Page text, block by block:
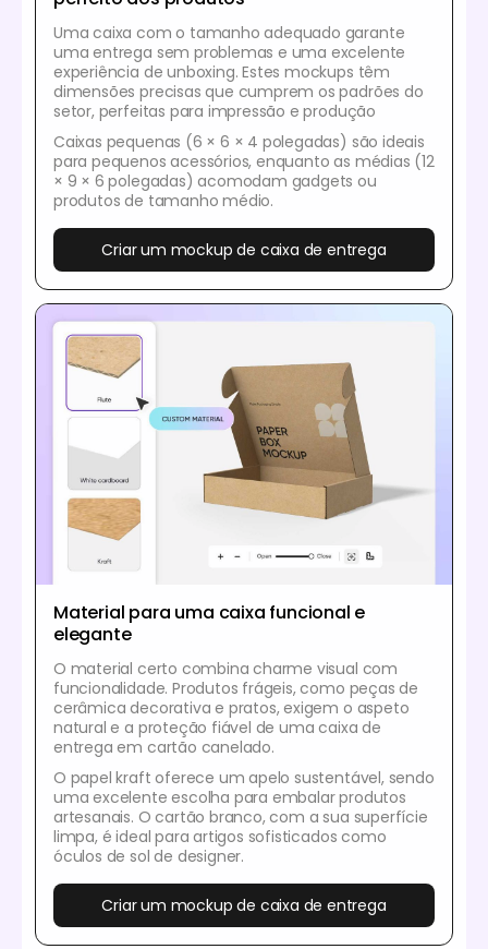
Uma caixa com o tamanho adequado garante
uma entrega sem problemas e uma excelente
experiência de unboxing. Estes mockups têm
dimensões precisas que cumprem os padrões do
setor, perfeitas para impressão e produção
Caixas pequenas (6 × 6 × 4 polegadas) são ideais
para pequenos acessórios, enquanto as médias (12
× 9 × 6 polegadas) acomodam gadgets ou
produtos de tamanho médio.
Criar um mockup de caixa de entrega
Material para uma caixa funcional e
elegante
O material certo combina charme visual com
funcionalidade. Produtos frágeis, como peças de
cerâmica decorativa e pratos, exigem o aspeto
natural e a proteção fiável de uma caixa de
entrega em cartão canelado.
O papel kraft oferece um apelo sustentável, sendo
uma excelente escolha para embalar produtos
artesanais. O cartão branco, com a sua superfície
limpa, é ideal para artigos sofisticados como
óculos de sol de designer.
Criar um mockup de caixa de entrega